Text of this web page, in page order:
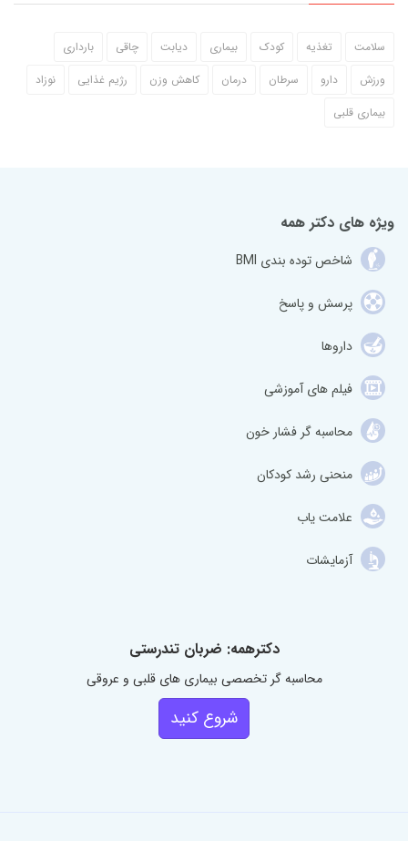
سلامت تغذیه کودک بیماری دیابت چاقی
بارداری
ورزش
دارو سرطان درمان کاهش وزن رژیم غذایی
نوزاد
بیماری قلبی
ویژه های دکتر همه
شاخص توده بندی BMI
پرسش و پاسخ
داروها
فیلم های آموزشی
محاسبه گر فشار خون
منحنی رشد کودکان
علامت یاب
آزمایشات
دکترهمه: ضربان تندرستی
محاسبه گر تخصصی بیماری های قلبی و عروقی
شروع کنید